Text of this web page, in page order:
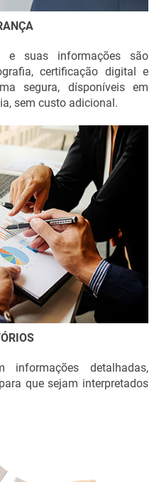
e suas informações são
certificação digital e
segura, dísponíveis em
sem custo adicional.
informações detalhadas,
que sejam interpretados